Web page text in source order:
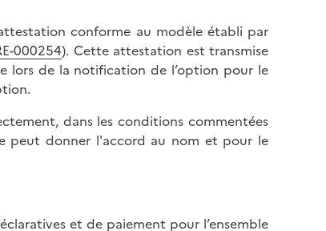
conforme au modèle établi par
000254). Cette attestation est transmise
lors de la notification de l’option pour le
dans les conditions commentées
peut donner l'accord au nom et pour le
et de paiement pour l’ensemble